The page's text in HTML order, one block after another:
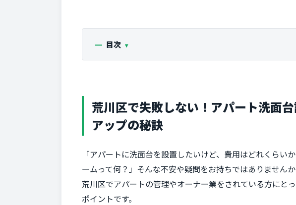
目次
荒川区で失敗しない！アパート洗面
アップの秘訣
「アパートに洗面台を設置したいけど、費用はどれくら
ームって何？」そんな不安や疑問をお持ちではありませんか
荒川区でアパートの管理やオーナー業をされている方にと
ポイントです。